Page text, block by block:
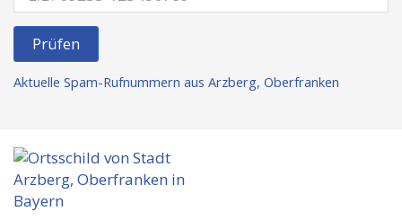
Prüfen
Aktuelle Spam-Rufnummern aus Arzberg, Oberfranken